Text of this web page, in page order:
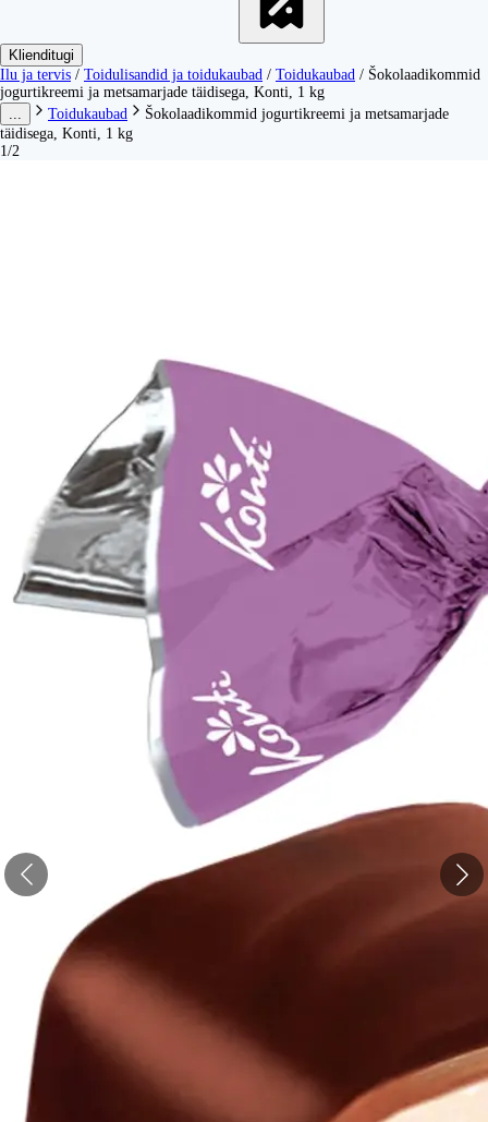
Klienditugi
Ilu ja tervis / Toidulisandid ja toidukaubad / Toidukaubad / Šokolaadikommid
jogurtikreemi ja metsamarjade täidisega, Konti, 1 kg
Toidukaubad
Šokolaadikommid jogurtikreemi ja metsamarjade
täidisega, Konti, 1 kg
1/2